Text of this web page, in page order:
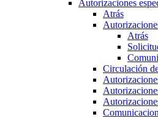
Autorizaciones
Atrás
Atrás
Circulación